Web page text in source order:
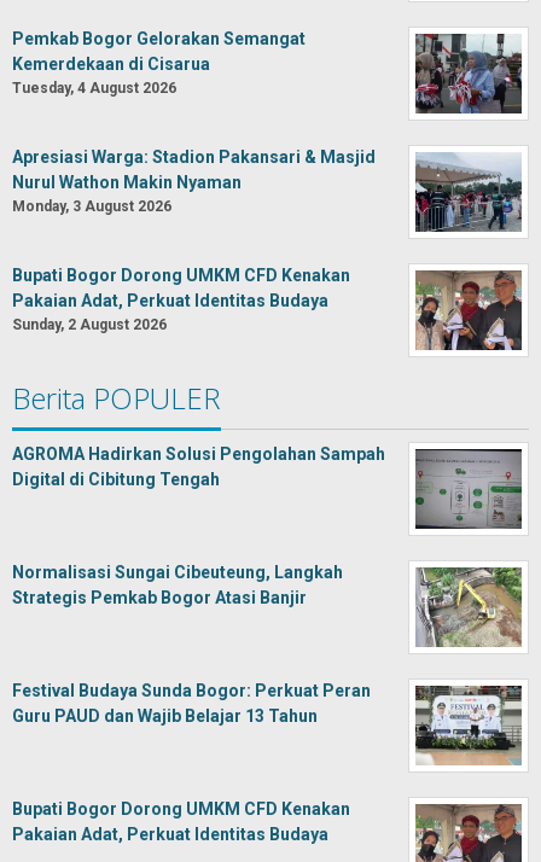
Pemkab Bogor Gelorakan Semangat
Kemerdekaan di Cisarua
Tuesday, 4 August 2026
Apresiasi Warga: Stadion Pakansari & Masjid
Nurul Wathon Makin Nyaman
Monday, 3 August 2026
Bupati Bogor Dorong UMKM CFD Kenakan
Pakaian Adat, Perkuat Identitas Budaya
Sunday, 2 August 2026
Berita POPULER
AGROMA Hadirkan Solusi Pengolahan Sampah
Digital di Cibitung Tengah
Normalisasi Sungai Cibeuteung, Langkah
Strategis Pemkab Bogor Atasi Banjir
Festival Budaya Sunda Bogor: Perkuat Peran
Guru PAUD dan Wajib Belajar 13 Tahun
Bupati Bogor Dorong UMKM CFD Kenakan
Pakaian Adat, Perkuat Identitas Budaya